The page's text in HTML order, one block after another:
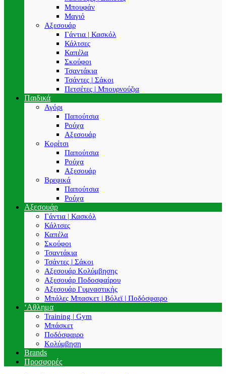
Μπουφάν
Μαγιό
Αξεσουάρ
Γάντια | Κασκόλ
Κάλτσες
Καπέλα
Σκούφοι
Τσαντάκια
Τσάντες | Σάκοι
Πετσέτες | Μπουρνούζια
Παιδικά
Αγόρι
Παπούτσια
Ρούχα
Αξεσουάρ
Κορίτσι
Παπούτσια
Ρούχα
Αξεσουάρ
Βρεφικά
Παπούτσια
Ρούχα
Αξεσουάρ
Γάντια | Κασκόλ
Κάλτσες
Καπέλα
Σκούφοι
Τσαντάκια
Τσάντες | Σάκοι
Αξεσουάρ Κολύμβησης
Αξεσουάρ Ποδοσφαίρου
Αξεσουάρ Γυμναστικής
Μπάλες Μπασκετ | Βόλεϊ | Ποδόσφαιρο
‘Αθλημα
Training | Gym
Μπάσκετ
Ποδόσφαιρο
Κολύμβηση
Brands
Προσφορές